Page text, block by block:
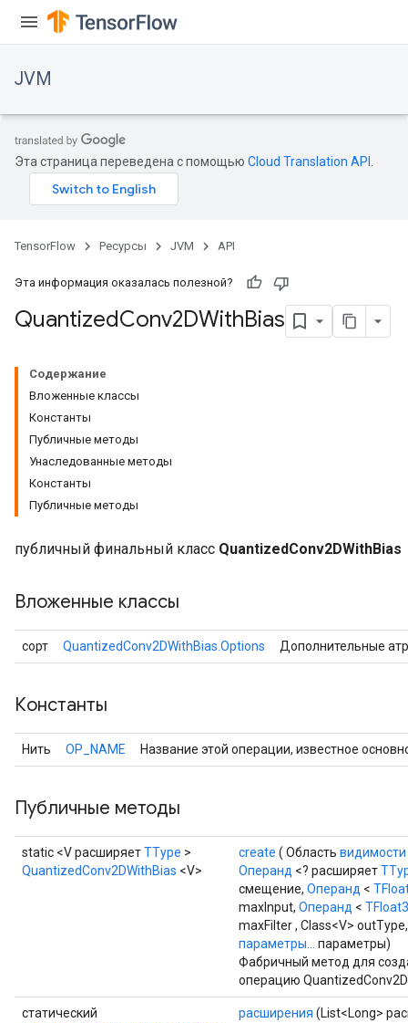
JVM
Эта страница переведена с помощью Cloud Translation API
TensorFlow Ресурсы JVM API
Эта информация оказалась полезной?
QuantizedConv2DWithBias
Содержание
Вложенные классы
Константы
Публичные методы
Унаследованные методы
Константы
Публичные методы
публичный финальный класс QuantizedConv2DWithBias
Вложенные классы
сорт QuantizedConv2DWithBias.Options Дополнительные
Константы
Нить OP_NAME Название этой операции, известное
Публичные методы
static <V расширяетTType >
QuantizedConv2DWithBias <V>
create ( Область видимости
Операнд <? расширяет
смещение, Операнд <
maxInput, Операнд <
maxFilter , Class<V>
параметры...
параметры)
Фабричный метод для
операцию
статический
расширения (List<Long>